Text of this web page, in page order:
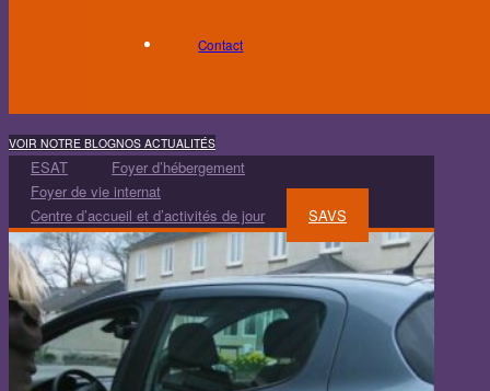
Contact
VOIR NOTRE BLOGNOS ACTUALITÉS
ESAT
Foyer d’hébergement
Foyer de vie internat
Centre d’accueil et d’activités de jour
SAVS